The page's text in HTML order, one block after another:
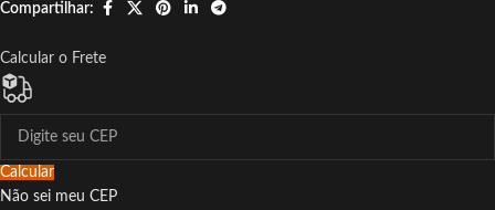
Compartilhar:
Calcular o Frete
Calcular
Não sei meu CEP